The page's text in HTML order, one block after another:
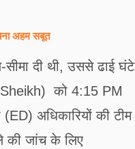
अहम सबूत
दी थी, उससे ढाई घंटे
को 4:15 PM
अधिकारियों की टीम
की जांच के लिए